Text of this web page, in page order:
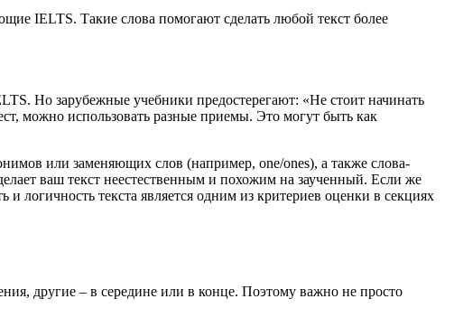
IELTS. Такие слова помогают сделать любой текст более
Но зарубежные учебники предостерегают: «Не стоит начинать
можно использовать разные приемы. Это могут быть как
или заменяющих слов (например, one/ones), а также слова-
ваш текст неестественным и похожим на заученный. Если же
логичность текста является одним из критериев оценки в секциях
другие – в середине или в конце. Поэтому важно не просто